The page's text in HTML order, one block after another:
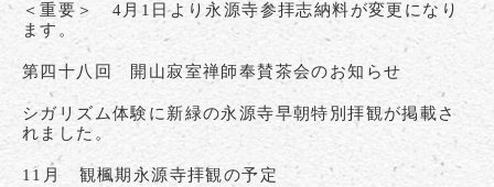
＜重要＞ 4月1日より永源寺参拝志納料が変更になり
ます。
第四十八回 開山寂室禅師奉賛茶会のお知らせ
シガリズム体験に新緑の永源寺早朝特別拝観が掲載さ
れました。
11月 観楓期永源寺拝観の予定